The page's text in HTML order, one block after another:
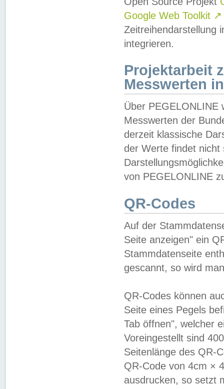
Google Web Toolkit ↗
Zeitreihendarstellung
integrieren.
Projektarbeit
Messwerten
Über PEGELONLINE
Messwerten der
derzeit klassische
der Werte findet
von PEGELONLINE
QR-Codes
Auf der
Seite anzeigen" ein
Stammdatenseite
gescannt, so wird
QR-Codes können
Seite eines Pegels
Tab öffnen", welcher
Voreingestellt sind
Seitenlänge des QR-
QR-Code von 4cm ×
ausdrucken, so setzt